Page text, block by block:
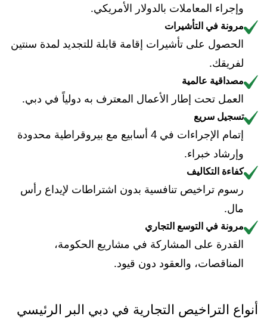
وإجراء المعاملات بالدولار الأمريكي.
مرونة في التأشيرات
الحصول على تأشيرات إقامة قابلة للتجديد لمدة سنتين
لفريقك.
مصداقية عالمية
العمل تحت إطار الأعمال المعترف به دولياً في دبي.
تسجيل سريع
إتمام الإجراءات في 4 أسابيع مع بيروقراطية محدودة
وإرشاد خبراء.
كفاءة التكاليف
رسوم تراخيص تنافسية بدون اشتراطات لإيداع رأس
مال.
مرونة في التوسع التجاري
القدرة على المشاركة في مشاريع الحكومة،
المناقصات، والعقود دون قيود.
أنواع التراخيص التجارية في دبي البر الرئيسي